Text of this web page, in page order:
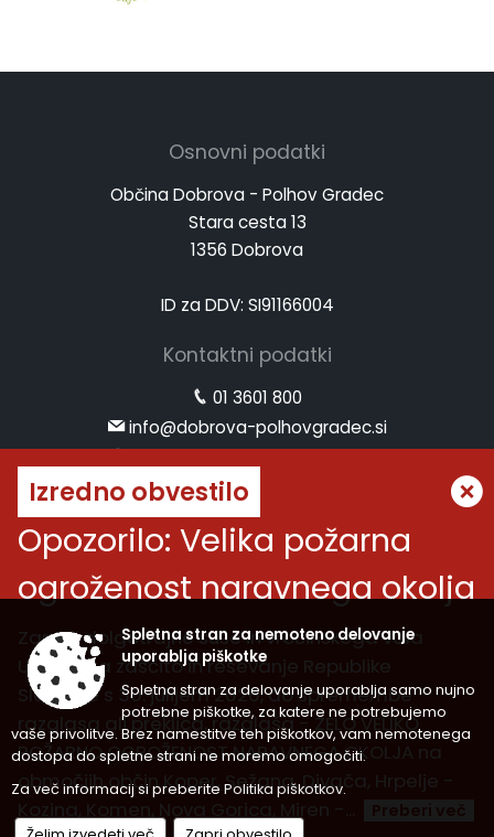
Izredno obvestilo
Opozorilo: Velika požarna
ogroženost naravnega okolja
Zaradi dolgotrajne suše in vročinskega vala
Uprava za zaščito in reševanje Republike
Slovenije s 30. julijem 2026, do spremembe
razglasa ali preklica, razglaša - ZELO VELIKO
POŽARNO OGROŽENOST NARAVNEGA OKOLJA na
območjih občin Koper, Sežana, Divača, Hrpelje -
Osnovni podatki
Občina Dobrova - Polhov Gradec
Stara cesta 13
1356 Dobrova
ID za DDV: SI91166004
Kontaktni podatki
01 3601 800
info@dobrova-polhovgradec.si
Uradne ure
ponedeljek: od 8.00 do 12.00
sreda:od 8.00 do 12.00 in od 14.00 do 16.00
Vremenska napoved
Splošni pogoji spletne strani
|
Center za varstvo osebnih podatkov
Kazalo strani
© 2026 Vse pravice pridržane
Spletna stran za nemoteno delovanje
uporablja piškotke
Spletna stran za delovanje uporablja samo nujno
potrebne piškotke, za katere ne potrebujemo
vaše privolitve. Brez namestitve teh piškotkov, vam nemotenega
dostopa do spletne strani ne moremo omogočiti.
Za več informacij si preberite Politika piškotkov.